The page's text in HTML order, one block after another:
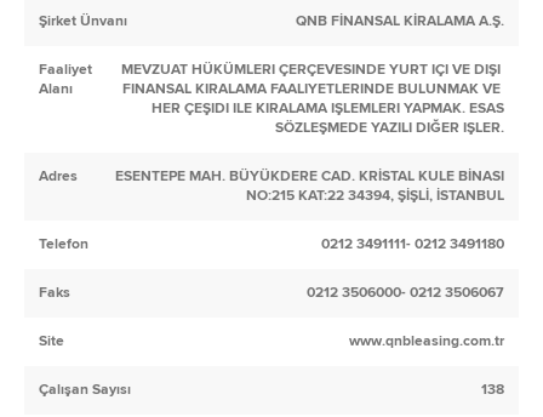
Şirket Ünvanı QNB FİNANSAL KİRALAMA A.Ş.
Faaliyet
Alanı
MEVZUAT HÜKÜMLERI ÇERÇEVESINDE YURT IÇI VE DIŞI
FINANSAL KIRALAMA FAALIYETLERINDE BULUNMAK VE
HER ÇEŞIDI ILE KIRALAMA IŞLEMLERI YAPMAK. ESAS
SÖZLEŞMEDE YAZILI DIĞER IŞLER.
Adres
ESENTEPE MAH. BÜYÜKDERE CAD. KRİSTAL KULE BİNASI
NO:215 KAT:22 34394, ŞİŞLİ, İSTANBUL
Telefon 0212 3491111- 0212 3491180
Faks 0212 3506000- 0212 3506067
Site www.qnbleasing.com.tr
Çalışan Sayısı 138